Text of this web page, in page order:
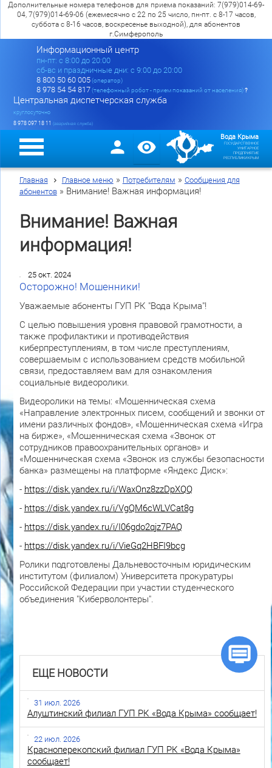
Дополнительные номера телефонов для приема показаний: 7(979)014-69-
04, 7(979)014-69-06 (ежемесячно с 22 по 25 число, пн-пт. с 8-17 часов,
суббота с 8-16 часов, воскресенье выходной), для абонентов
г.Симферополь
Информационный центр
пн-пт: c 8:00 до 20:00
сб-вс и праздничные дни: с 9:00 до 20:00
8 800 50 60 005(оператор)
8 978 54 54 817(телефонный робот - прием показаний от населения)?
Центральная диспетчерская служба
круглосуточно
8 978 097 18 11 (аварийная служба)
Вода Крыма
ГОСУДАРСТВЕННОЕ
УНИТАРНОЕ
ПРЕДПРИЯТИЕ
РЕСПУБЛИКИ КРЫМ
Главная Главное меню » Потребителям » Сообщения для
абонентов» Внимание! Важная информация!
Внимание! Важная
информация!
25 окт. 2024
Осторожно! Мошенники!
Уважаемые абоненты ГУП РК "Вода Крыма"!
С целью повышения уровня правовой грамотности, а
также профилактики и противодействия
киберпреступлениям, в том числе преступлениям,
совершаемым с использованием средств мобильной
связи, предоставляем вам для ознакомления
социальные видеоролики.
Видеоролики на темы: «Мошенническая схема
«Направление электронных писем, сообщений и звонки от
имени различных фондов», «Мошенническая схема «Игра
на бирже», «Мошенническая схема «Звонок от
сотрудников правоохранительных органов» и
«Мошенническая схема «Звонок из службы безопасности
банка» размещены на платформе «Яндекс Диск»:
- https://disk.yandex.ru/i/WaxOnz8zzDpXQQ
- https://disk.yandex.ru/i/VgQM6cWLVCat8g
- https://disk.yandex.ru/i/I06gdo2qjz7PAQ
- https://disk.yandex.ru/i/VieGq2HBFI9bcg
Ролики подготовлены Дальневосточным юридическим
институтом (филиалом) Университета прокуратуры
Российской Федерации при участии студенческого
объединения "Киберволонтеры".
ЕЩЕ НОВОСТИ
31 июл. 2026
Алуштинский филиал ГУП РК «Вода Крыма» сообщает!
22 июл. 2026
Красноперекопский филиал ГУП РК «Вода Крыма»
сообщает!